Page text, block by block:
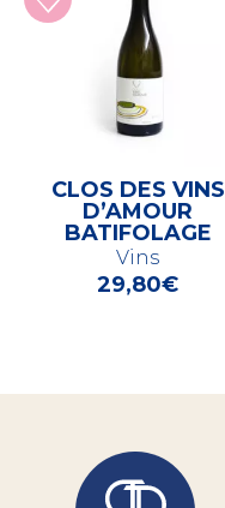
CLOS DES VINS
D’AMOUR
BATIFOLAGE
Vins
29,80€